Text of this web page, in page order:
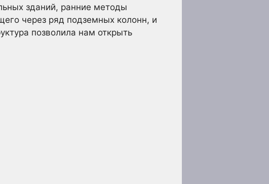
зданий, ранние методы
через ряд подземных колонн, и
позволила нам открыть